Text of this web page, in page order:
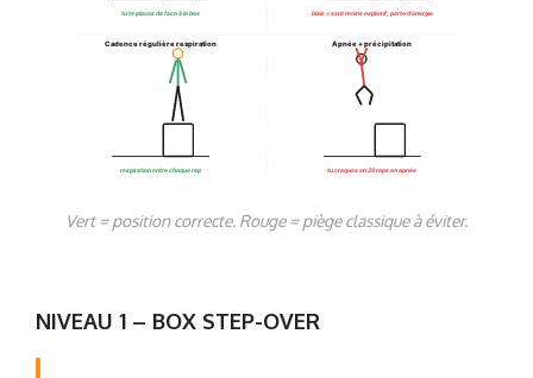
tu te places de face à la box biais = saut moins explosif, perte d’énergie
Cadence régulière respiration Apnée + précipitation
respiration entre chaque rep tu craques en 20 reps en apnée
Vert = position correcte. Rouge = piège classique à éviter.
NIVEAU 1 – BOX STEP-OVER